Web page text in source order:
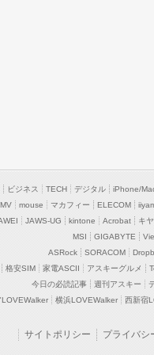
ビジネス TECH デジタル iPhone/
mouse マカフィー ELECOM
JAWS-UG kintone Acrobat キ
MSI
GIGABYTE
ASRock
SORACOM
格安SIM 家電ASCII アスキーグルメ
今日の必読記事
週刊アスキー
LOVEWalker 横浜LOVEWalker 西新宿
サイトポリシー プライバシ